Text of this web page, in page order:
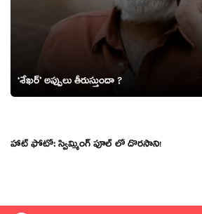
‘శేఖర్’ అప్పులు తీరుస్తుందా ?
హాట్ ఫోటో: స్విమ్మింగ్ పూల్ లో దొరసాని!